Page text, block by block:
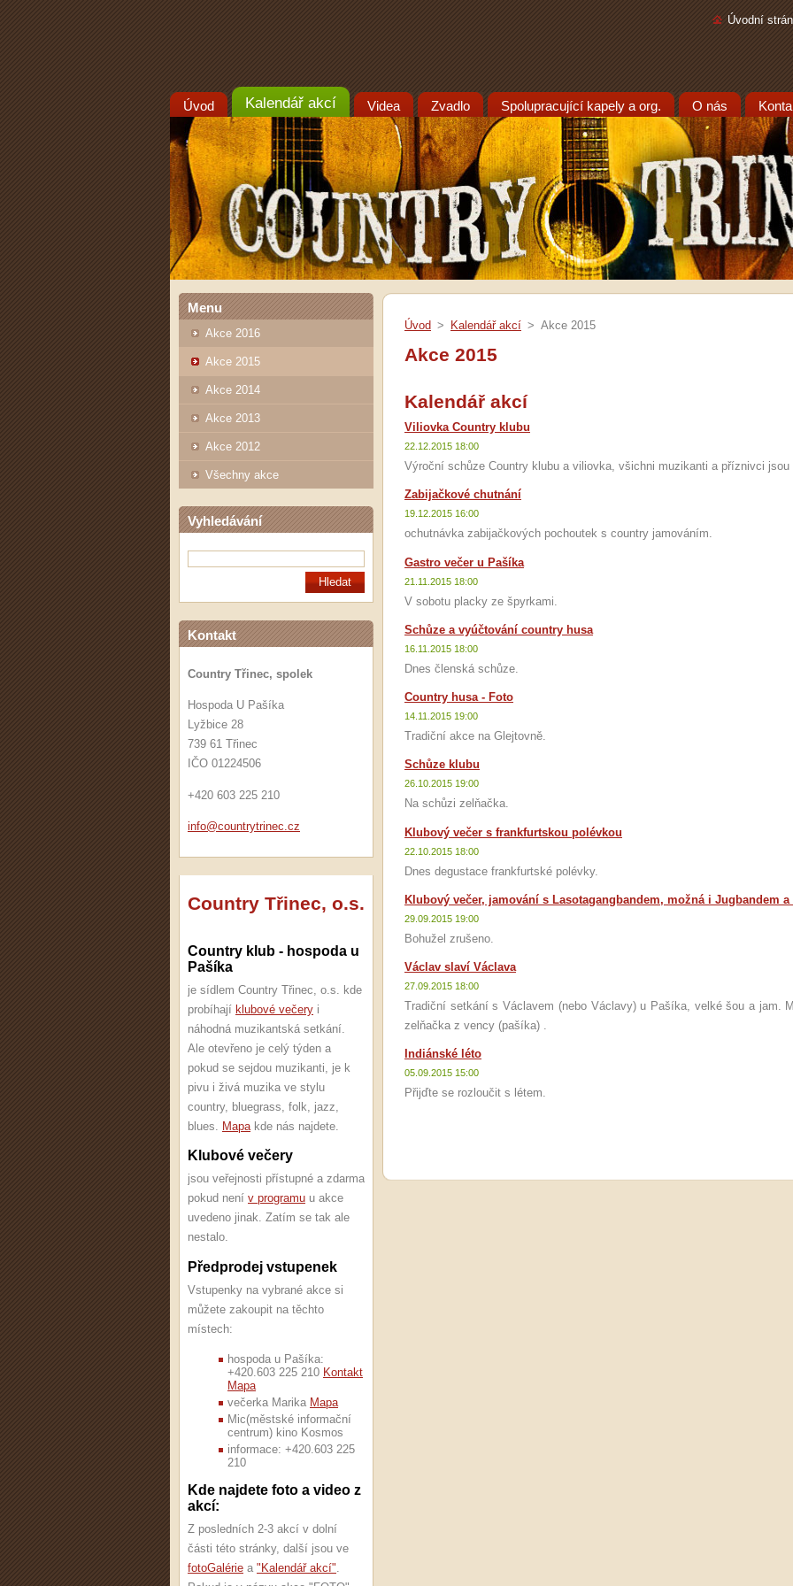
Úvodní
Úvod Kalendář akcí Videa Zvadlo Spolupracující kapely a org. O nás
Menu
Akce 2016
Akce 2015
Akce 2014
Akce 2013
Akce 2012
Všechny akce
Vyhledávání
Kontakt
Country Třinec, spolek
Hospoda U Pašíka
Lyžbice 28
739 61 Třinec
IČO 01224506
+420 603 225 210
info@countrytrinec.cz
Country Třinec, o.s.
Country klub - hospoda u
Pašíka
je sídlem Country Třinec, o.s. kde
probíhají klubové večery i
náhodná muzikantská setkání.
Ale otevřeno je celý týden a
pokud se sejdou muzikanti, je k
pivu i živá muzika ve stylu
country, bluegrass, folk, jazz,
blues. Mapakde nás najdete.
Klubové večery
jsou veřejnosti přístupné a zdarma
pokud není v programu u akce
uvedeno jinak. Zatím se tak ale
nestalo.
Předprodej vstupenek
Vstupenky na vybrané akce si
můžete zakoupit na těchto
místech:
hospoda u Pašíka:
+420.603 225 210 Kontakt
Mapa
večerka Marika Mapa
Mic(městské informační
centrum) kino Kosmos
informace: +420.603 225
210
Kde najdete foto a video z
akcí:
Z posledních 2-3 akcí v dolní
části této stránky, další jsou ve
fotoGalérie a "Kalendář akcí".
Úvod > Kalendář akcí > Akce 2015
Akce 2015
Kalendář akcí
Viliovka Country klubu
22.12.2015 18:00
Výroční schůze Country klubu a viliovka, všichni muzikanti a příznivci jsou
Zabijačkové chutnání
19.12.2015 16:00
ochutnávka zabijačkových pochoutek s country jamováním.
Gastro večer u Pašíka
21.11.2015 18:00
V sobotu placky ze špyrkami.
Schůze a vyúčtování country husa
16.11.2015 18:00
Dnes členská schůze.
Country husa - Foto
14.11.2015 19:00
Tradiční akce na Glejtovně.
Schůze klubu
26.10.2015 19:00
Na schůzi zelňačka.
Klubový večer s frankfurtskou polévkou
22.10.2015 18:00
Dnes degustace frankfurtské polévky.
Klubový večer, jamování s Lasotagangbandem, možná i Jugbandem
29.09.2015 19:00
Bohužel zrušeno.
Václav slaví Václava
27.09.2015 18:00
Tradiční setkání s Václavem (nebo Václavy) u Pašíka, velké šou a jam.
zelňačka z vency (pašíka) .
Indiánské léto
05.09.2015 15:00
Přijďte se rozloučit s létem.